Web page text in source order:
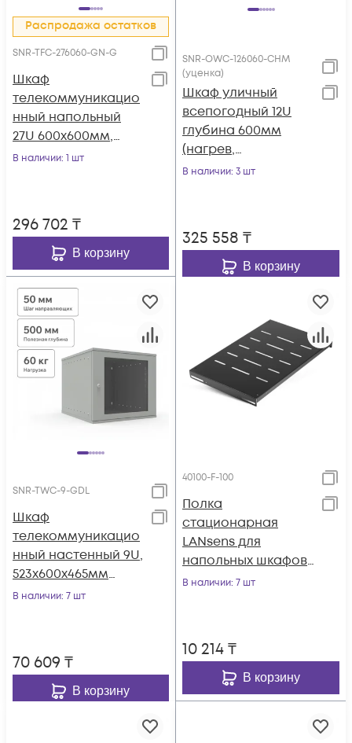
Распродажа остатков
SNR-TFC-276060-GN-G
Шкаф
телекоммуникацио
нный напольный
27U 600x600мм,
серия TFC (SNR-TFC-
В наличии: 1 шт
296 702 ₸
В корзину
SNR-OWC-126060-CHM
(уценка)
Шкаф уличный
всепогодный 12U
глубина 600мм
(нагрев,
охлаждение,
В наличии: 3 шт
325 558 ₸
В корзину
SNR-TWC-9-GDL
Шкаф
телекоммуникацио
нный настенный 9U,
523х600х465мм
серия LITE
В наличии: 7 шт
70 609 ₸
В корзину
40100-F-100
Полка
стационарная
LANsens для
напольных шкафов
глубиной 1000мм,
В наличии: 7 шт
10 214₸
В корзину